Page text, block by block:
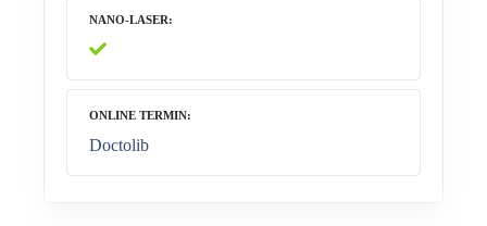
NANO-LASER
ONLINE TERMIN
Doctolib